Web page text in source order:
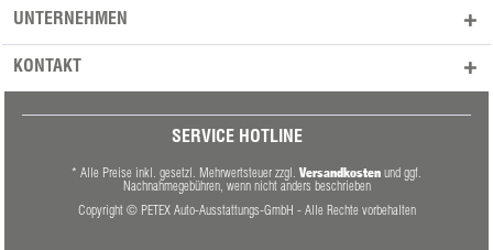
UNTERNEHMEN
KONTAKT
SERVICE HOTLINE
* Alle Preise inkl. gesetzl. Mehrwertsteuer zzgl. Versandkosten und ggf.
Nachnahmegebühren, wenn nicht anders beschrieben
Copyright © PETEX Auto-Ausstattungs-GmbH - Alle Rechte vorbehalten